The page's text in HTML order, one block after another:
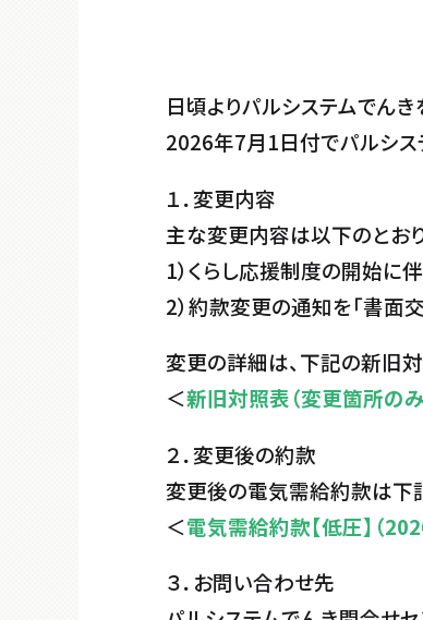
日頃よりパルシステムでん
2026年7月1日付でパルシス
１．変更内容
主な変更内容は以下のとおり
1）くらし応援制度の開始に
2）約款変更の通知を「書面
変更の詳細は、下記の新旧
＜新旧対照表（変更箇所のみ
２．変更後の約款
変更後の電気需給約款は下
＜電気需給約款【低圧】（
３．お問い合わせ先